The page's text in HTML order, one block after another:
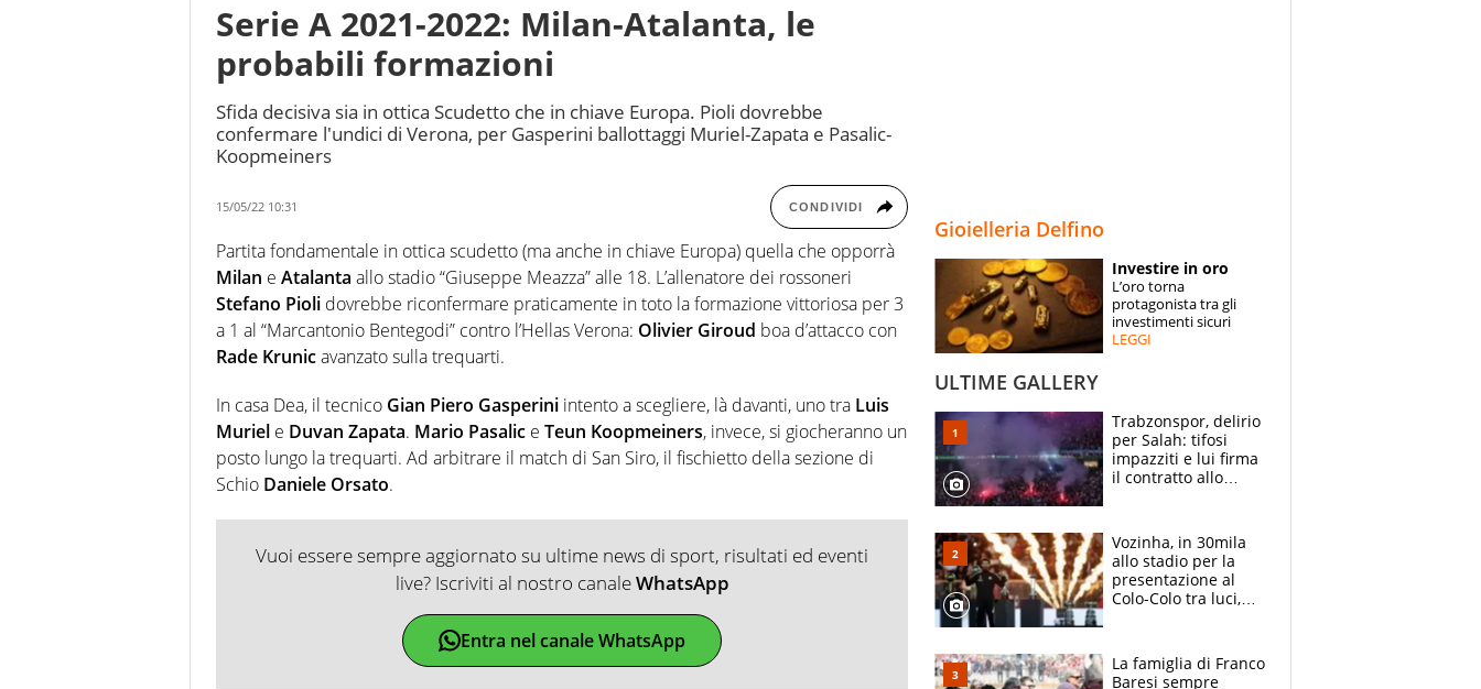
ESPERTI
CONTATTI
Serie A 2021-2022: Milan-Atalanta, le
probabili formazioni
Sfida decisiva sia in ottica Scudetto che in chiave Europa. Pioli dovrebbe
confermare l'undici di Verona, per Gasperini ballottaggi Muriel-Zapata e Pasalic-
Koopmeiners
15/05/22 10:31 CONDIVIDI
Partita fondamentale in ottica scudetto (ma anche in chiave Europa) quella che opporrà
Milan e Atalanta allo stadio “Giuseppe Meazza” alle 18. L’allenatore dei rossoneri
Stefano Pioli dovrebbe riconfermare praticamente in toto la formazione vittoriosa per 3
a 1 al “Marcantonio Bentegodi” contro l’Hellas Verona: Olivier Giroud boa d’attacco con
Rade Krunicavanzato sulla trequarti.
In casa Dea, il tecnico Gian Piero Gasperini intento a scegliere, là davanti, uno tra Luis
Muriel e Duvan Zapata. Mario Pasalic e Teun Koopmeiners, invece, si giocheranno un
posto lungo la trequarti. Ad arbitrare il match di San Siro, il fischietto della sezione di
Schio Daniele Orsato.
Vuoi essere sempre aggiornato su ultime news di sport, risultati ed eventi
live? Iscriviti al nostro canaleWhatsApp
Entra nel canale WhatsApp
Gioielleria Delfino
Investire in oro
L’oro torna
protagonista tra gli
investimenti sicuri
LEGGI
ULTIME GALLERY
Trabzonspor, delirio
per Salah: tifosi
impazziti e lui firma
il contratto allo
Vozinha, in 30mila
allo stadio per la
presentazione al
Colo-Colo tra luci,
La famiglia di Franco
Baresi sempre